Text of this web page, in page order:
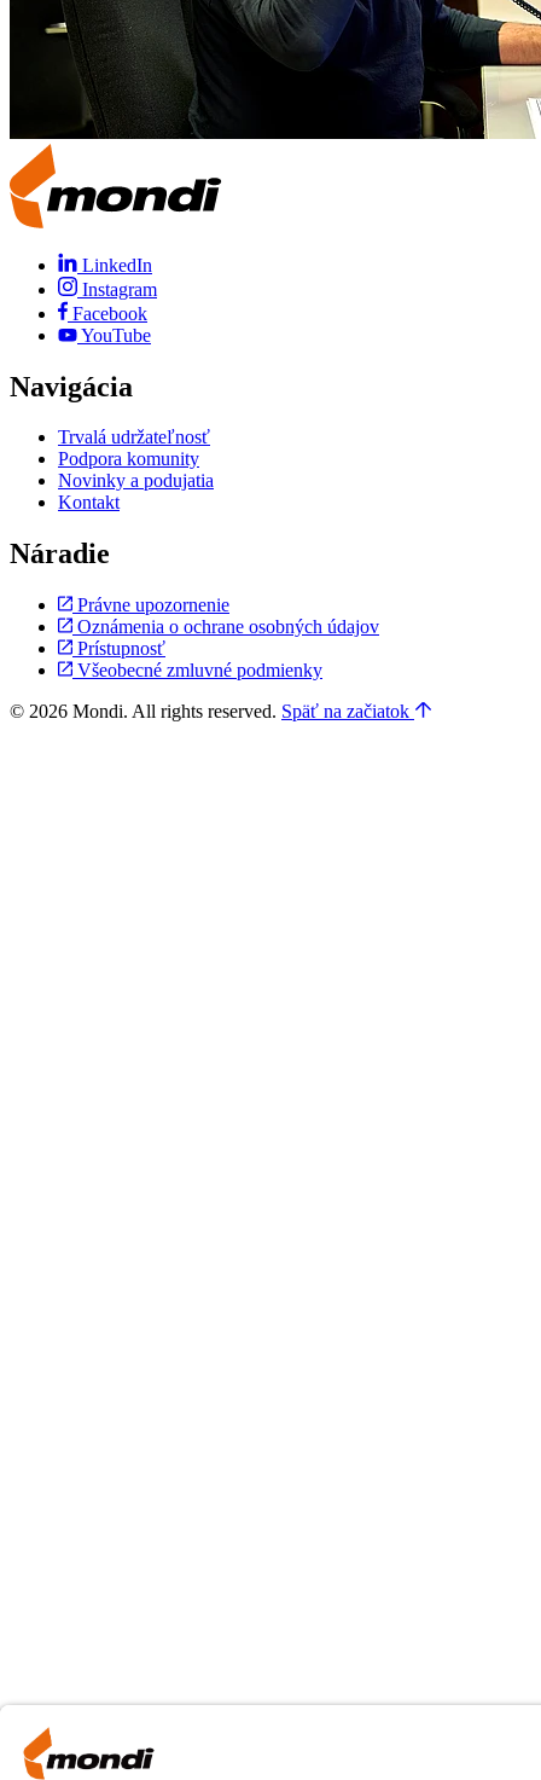
LinkedIn
Instagram
Facebook
YouTube
Navigácia
Trvalá udržateľnosť
Podpora komunity
Novinky a podujatia
Kontakt
Náradie
Právne upozornenie
Oznámenia o ochrane osobných údajov
Prístupnosť
Všeobecné zmluvné podmienky
© 2026 Mondi. All rights reserved. Späť na začiatok